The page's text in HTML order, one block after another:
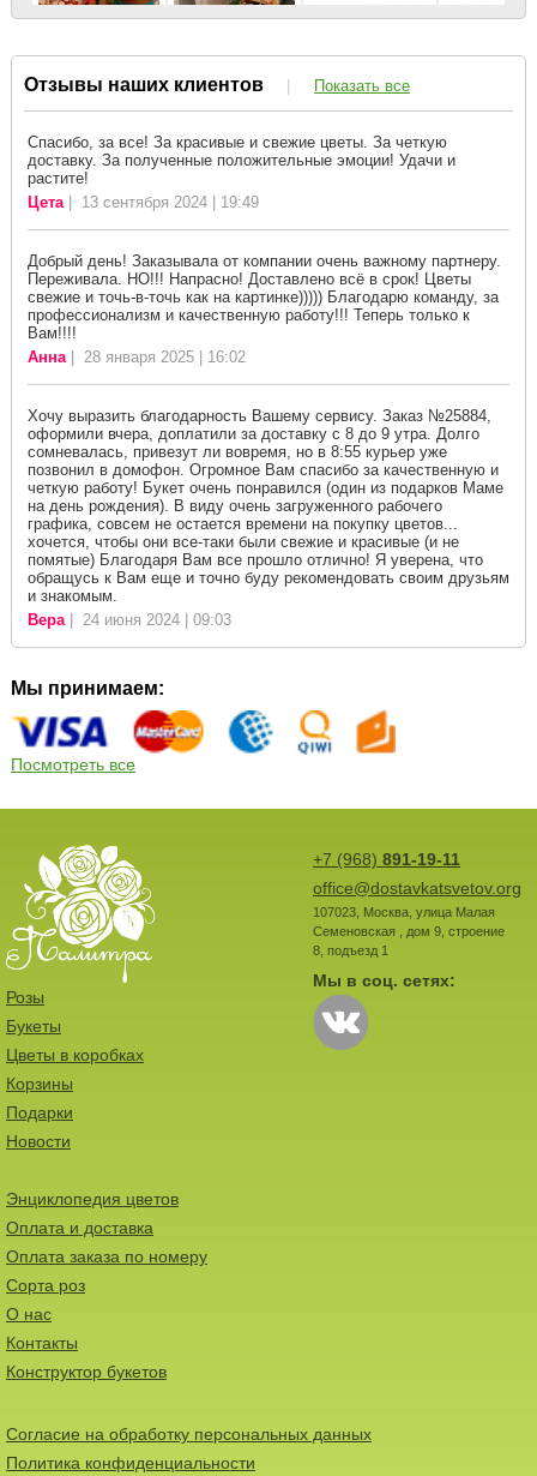
Отзывы наших клиентов | Показать все
Спасибо, за все! За красивые и свежие цветы. За четкую
доставку. За полученные положительные эмоции! Удачи и
растите!
Цета| 13 сентября 2024 | 19:49
Добрый день! Заказывала от компании очень важному партнеру.
Переживала. НО!!! Напрасно! Доставлено всё в срок! Цветы
свежие и точь-в-точь как на картинке))))) Благодарю команду, за
профессионализм и качественную работу!!! Теперь только к
Вам!!!!
Анна| 28 января 2025 | 16:02
Хочу выразить благодарность Вашему сервису. Заказ №25884,
оформили вчера, доплатили за доставку с 8 до 9 утра. Долго
сомневалась, привезут ли вовремя, но в 8:55 курьер уже
позвонил в домофон. Огромное Вам спасибо за качественную и
четкую работу! Букет очень понравился (один из подарков Маме
на день рождения). В виду очень загруженного рабочего
графика, совсем не остается времени на покупку цветов...
хочется, чтобы они все-таки были свежие и красивые (и не
помятые) Благодаря Вам все прошло отлично! Я уверена, что
обращусь к Вам еще и точно буду рекомендовать своим друзьям
и знакомым.
Вера| 24 июня 2024 | 09:03
Мы принимаем:
Посмотреть все
+7 (968) 891-19-11
office@dostavkatsvetov.org
107023, Москва, улица Малая
Семеновская , дом 9, строение
8, подъезд 1
Мы в соц. сетях:
Розы
Букеты
Цветы в коробках
Корзины
Подарки
Новости
Энциклопедия цветов
Оплата и доставка
Оплата заказа по номеру
Сорта роз
О нас
Контакты
Конструктор букетов
Согласие на обработку персональных данных
Политика конфиденциальности